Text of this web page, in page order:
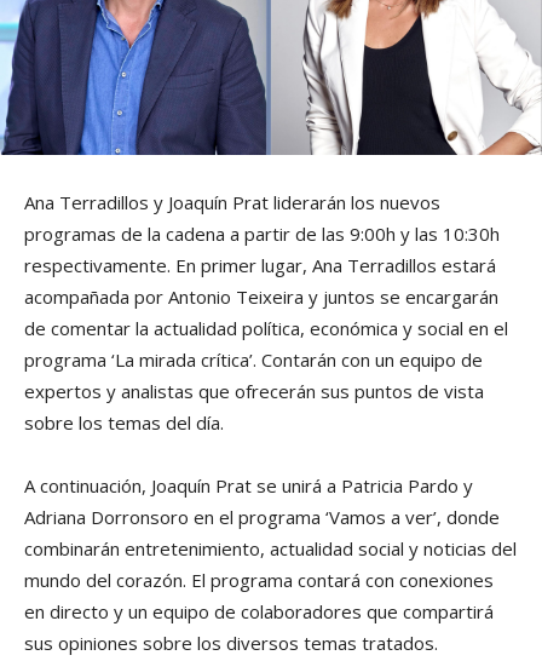
Ana Terradillos y Joaquín Prat liderarán los nuevos
programas de la cadena a partir de las 9:00h y las 10:30h
respectivamente. En primer lugar, Ana Terradillos estará
acompañada por Antonio Teixeira y juntos se encargarán
de comentar la actualidad política, económica y social en el
programa ‘La mirada crítica’. Contarán con un equipo de
expertos y analistas que ofrecerán sus puntos de vista
sobre los temas del día.
A continuación, Joaquín Prat se unirá a Patricia Pardo y
Adriana Dorronsoro en el programa ‘Vamos a ver’, donde
combinarán entretenimiento, actualidad social y noticias del
mundo del corazón. El programa contará con conexiones
en directo y un equipo de colaboradores que compartirá
sus opiniones sobre los diversos temas tratados.